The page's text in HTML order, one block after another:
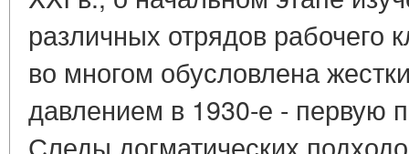
различных отрядов рабочего
во многом обусловлена
давлением в 1930-е - первую
Следы догматических